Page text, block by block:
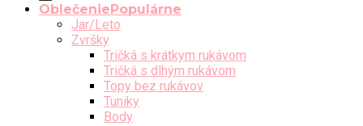
Oblečenie
Jar/Leto
Zvršky
Tričká s krátkym rukávom
Tričká s dlhým rukávom
Topy bez rukávov
Tuniky
Body